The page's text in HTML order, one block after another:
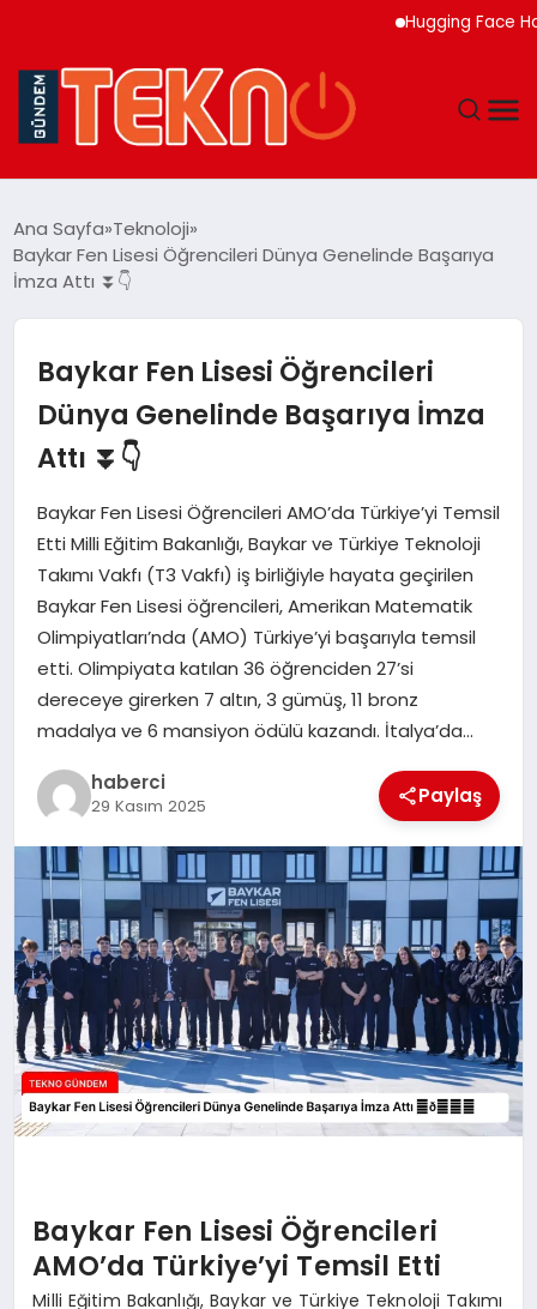
Hugging Face
GÜNDEM
EĞITIM
EKONOMI
MAGAZIN
SAĞLIK
SIYASET
SPOR
YAŞAM
Ana Sayfa Teknoloji
Baykar Fen Lisesi Öğrencileri Dünya Genelinde Başarıya
İmza Attı ⏬👇
Baykar Fen Lisesi Öğrencileri
Dünya Genelinde Başarıya İmza
Attı ⏬👇
Baykar Fen Lisesi Öğrencileri AMO’da Türkiye’yi Temsil
Etti Milli Eğitim Bakanlığı, Baykar ve Türkiye Teknoloji
Takımı Vakfı (T3 Vakfı) iş birliğiyle hayata geçirilen
Baykar Fen Lisesi öğrencileri, Amerikan Matematik
Olimpiyatları’nda (AMO) Türkiye’yi başarıyla temsil
etti. Olimpiyata katılan 36 öğrenciden 27’si
dereceye girerken 7 altın, 3 gümüş, 11 bronz
madalya ve 6 mansiyon ödülü kazandı. İtalya’da…
haberci
29 Kasım 2025 Paylaş
Baykar Fen Lisesi Öğrencileri
AMO’da Türkiye’yi Temsil Etti
Milli Eğitim Bakanlığı, Baykar ve Türkiye Teknoloji Takımı